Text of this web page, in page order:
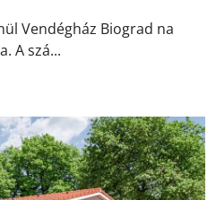
Vendégház Biograd na
A szá...